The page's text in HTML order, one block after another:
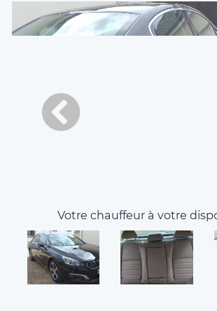
Votre chauffeur à votre
Bonjour Je viens d'ouvrir ma société
sur la zone Lorraine. Plus précisément
je travaille sur un très large secteur.
projet avec vous par téléphone ou par
conviens du prix avant le départ. mes
paiements sont; carte bancaire, liquide.